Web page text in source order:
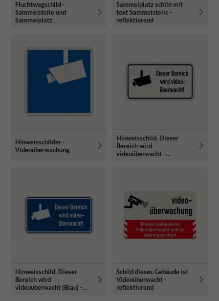
Fluchtwegschild -
Sammelstelle und
Sammelplatz
Sammelplatz schild mit
text Sammelstelle -
reflektierend
Hinweisschilder -
Videoüberwachung
Hinweisschild, Dieser
Bereich wird
videoüberwacht -
Hinweisschild, Dieser
Bereich wird
videoüberwacht (Blau) -
Schild dieses Gebäude ist
Videoüberwacht -
reflektierend